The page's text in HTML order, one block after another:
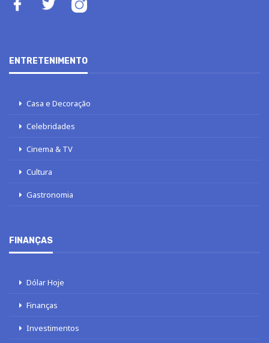
ENTRETENIMENTO
Casa e Decoração
Celebridades
Cinema & TV
Cultura
Gastronomia
FINANÇAS
Dólar Hoje
Finanças
Investimentos